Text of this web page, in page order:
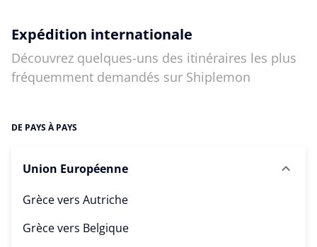
Expédition internationale
Découvrez quelques-uns des itinéraires les plus
fréquemment demandés sur Shiplemon
DE PAYS À PAYS
Union Européenne
Grèce vers Autriche
Grèce vers Belgique